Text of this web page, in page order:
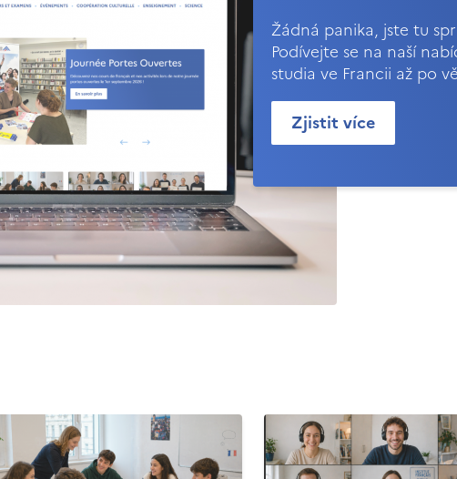
Žádná panika, jste tu
Podívejte se na naší
studia ve Francii až po
Zjistit více